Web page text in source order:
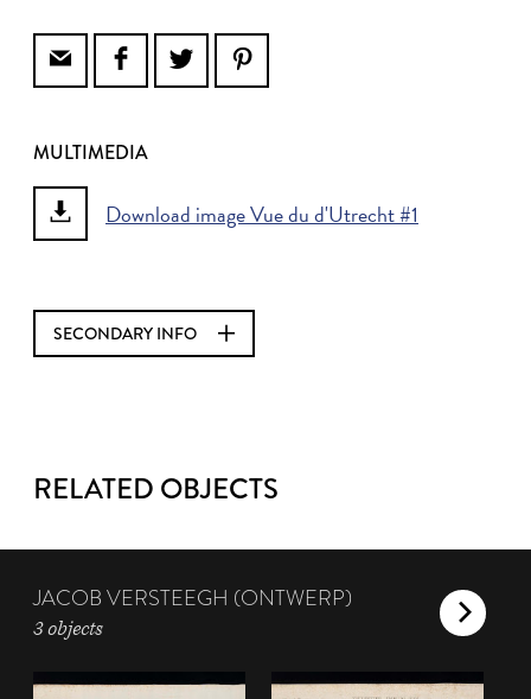
MULTIMEDIA
Download image Vue du d'Utrecht #1
SECONDARY INFO
RELATED OBJECTS
JACOB VERSTEEGH (ONTWERP)
3 objects